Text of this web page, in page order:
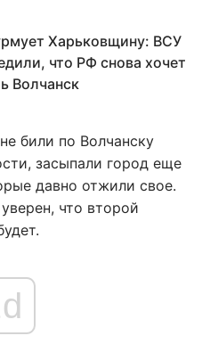
Харьковщину: ВСУ
что РФ снова хочет
Волчанск
били по Волчанску
засыпали город еще
давно отжили свое.
что второй